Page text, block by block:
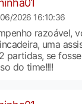
2026 16:10:36
razoável,
uma
partidas, se
do time!!!!